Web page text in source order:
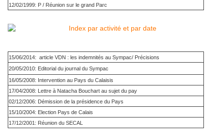
12/02/1999: P / Réunion sur le grand Parc
15/06/2014: article VDN : les indemnités au Sympac/ Précisions
20/05/2010: Editorial du journal du Sympac
16/05/2008: Intervention au Pays du Calaisis
17/04/2008: Lettre à Natacha Bouchart au sujet du pay
02/12/2006: Démission de la présidence du Pays
15/10/2004: Election Pays de Calais
17/12/2001: Réunion du SECAL